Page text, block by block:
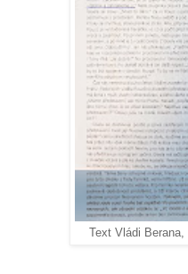
Text Vládi